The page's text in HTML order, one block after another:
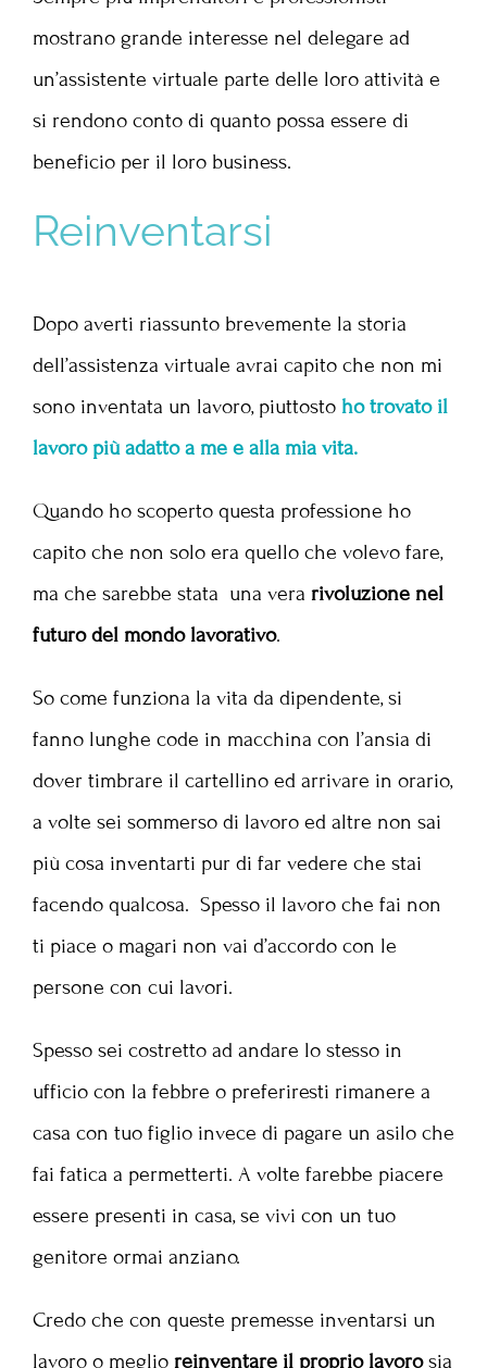
mostrano grande interesse nel delegare ad
un’assistente virtuale parte delle loro attività e
si rendono conto di quanto possa essere di
beneficio per il loro business.
Reinventarsi
Dopo averti riassunto brevemente la storia
dell’assistenza virtuale avrai capito che non mi
sono inventata un lavoro, piuttosto ho trovato il
lavoro più adatto a me e alla mia vita.
Quando ho scoperto questa professione ho
capito che non solo era quello che volevo fare,
ma che sarebbe stata una vera rivoluzione nel
futuro del mondo lavorativo.
So come funziona la vita da dipendente, si
fanno lunghe code in macchina con l’ansia di
dover timbrare il cartellino ed arrivare in orario,
a volte sei sommerso di lavoro ed altre non sai
più cosa inventarti pur di far vedere che stai
facendo qualcosa. Spesso il lavoro che fai non
ti piace o magari non vai d’accordo con le
persone con cui lavori.
Spesso sei costretto ad andare lo stesso in
ufficio con la febbre o preferiresti rimanere a
casa con tuo figlio invece di pagare un asilo che
fai fatica a permetterti. A volte farebbe piacere
essere presenti in casa, se vivi con un tuo
genitore ormai anziano.
Credo che con queste premesse inventarsi un
lavoro o meglio reinventare il proprio lavorosia